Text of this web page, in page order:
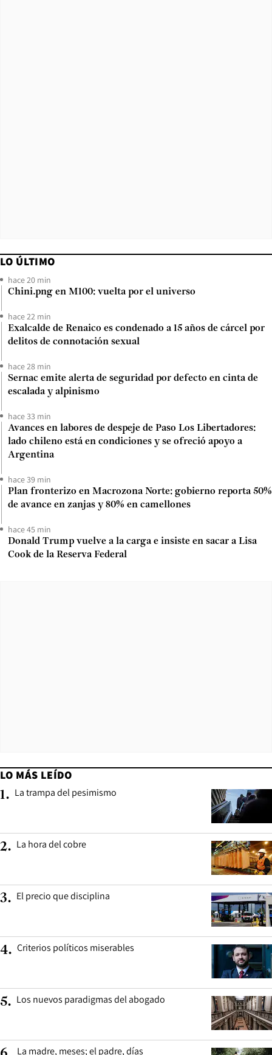
LO ÚLTIMO
hace 20 min
Chini.png en M100: vuelta por el universo
hace 22 min
Exalcalde de Renaico es condenado a 15 años de cárcel por
delitos de connotación sexual
hace 28 min
Sernac emite alerta de seguridad por defecto en cinta de
escalada y alpinismo
hace 33 min
Avances en labores de despeje de Paso Los Libertadores:
lado chileno está en condiciones y se ofreció apoyo a
Argentina
hace 39 min
Plan fronterizo en Macrozona Norte: gobierno reporta 50%
de avance en zanjas y 80% en camellones
hace 45 min
Donald Trump vuelve a la carga e insiste en sacar a Lisa
Cook de la Reserva Federal
LO MÁS LEÍDO
1. La trampa del pesimismo
2. La hora del cobre
3. El precio que disciplina
4. Criterios políticos miserables
5. Los nuevos paradigmas del abogado
La madre, meses; el padre, días